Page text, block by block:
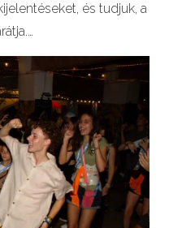
és tudjuk, a